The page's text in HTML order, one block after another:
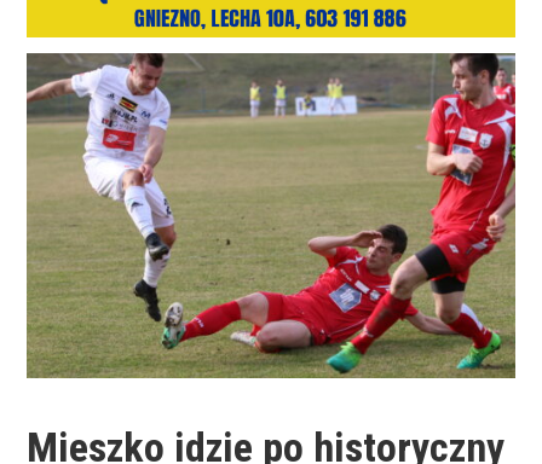
Mieszko idzie po historyczny